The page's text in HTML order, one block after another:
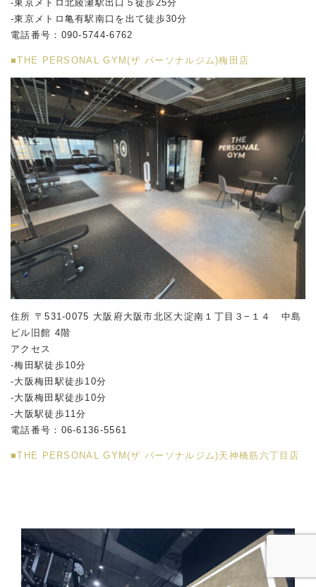
-東京メトロ北綾瀬駅出口５徒歩25分
-東京メトロ亀有駅南口を出て徒歩30分
電話番号：090-5744-6762
■THE PERSONAL GYM(ザ パーソナルジム)梅田店
住所 〒531-0075 大阪府大阪市北区大淀南１丁目３−１４ 中島
ビル旧館 4階
アクセス
-梅田駅徒歩10分
-大阪梅田駅徒歩10分
-大阪梅田駅徒歩10分
-大阪駅徒歩11分
電話番号：06-6136-5561
■THE PERSONAL GYM(ザ パーソナルジム)天神橋筋六丁目店